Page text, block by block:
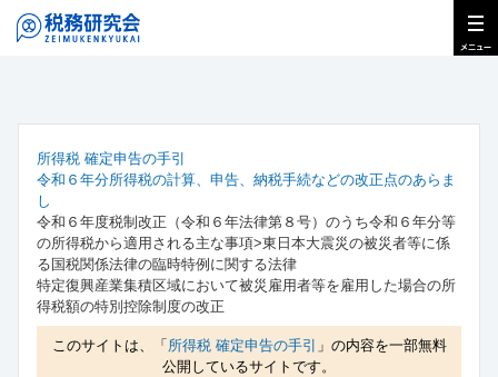
所得税 確定申告の手引
令和６年分所得税の計算、申告、納税手続などの改正点のあらま
し
令和６年度税制改正（令和６年法律第８号）のうち令和６年分等
の所得税から適用される主な事項>東日本大震災の被災者等に係
る国税関係法律の臨時特例に関する法律
特定復興産業集積区域において被災雇用者等を雇用した場合の所
得税額の特別控除制度の改正
このサイトは、「 所得税 確定申告の手引
」の内容を一部無料
公開しているサイトです。